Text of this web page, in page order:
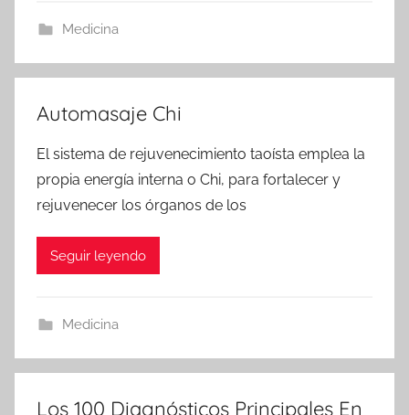
Medicina
Automasaje Chi
El sistema de rejuvenecimiento taoísta emplea la
propia energía interna o Chi, para fortalecer y
rejuvenecer los órganos de los
Seguir leyendo
Medicina
Los 100 Diagnósticos Principales En